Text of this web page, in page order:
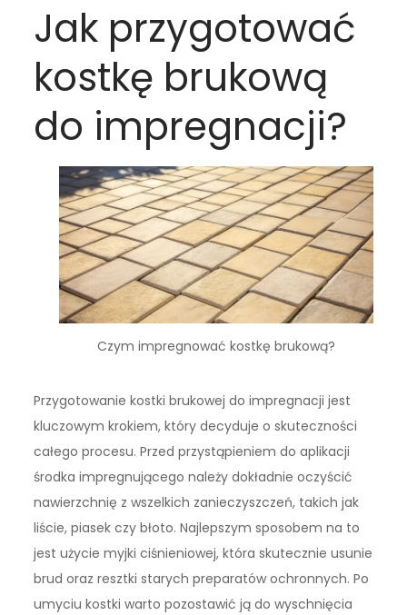
Jak przygotować
kostkę brukową
do impregnacji?
Czym impregnować kostkę brukową?
Przygotowanie kostki brukowej do impregnacji jest
kluczowym krokiem, który decyduje o skuteczności
całego procesu. Przed przystąpieniem do aplikacji
środka impregnującego należy dokładnie oczyścić
nawierzchnię z wszelkich zanieczyszczeń, takich jak
liście, piasek czy błoto. Najlepszym sposobem na to
jest użycie myjki ciśnieniowej, która skutecznie usunie
brud oraz resztki starych preparatów ochronnych. Po
umyciu kostki warto pozostawić ją do wyschnięcia